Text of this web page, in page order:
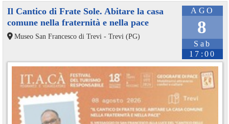
AGO
8
Sab
17:00
Il Cantico di Frate Sole. Abitare la casa
comune nella fraternità e nella pace
Museo San Francesco di Trevi - Trevi (PG)